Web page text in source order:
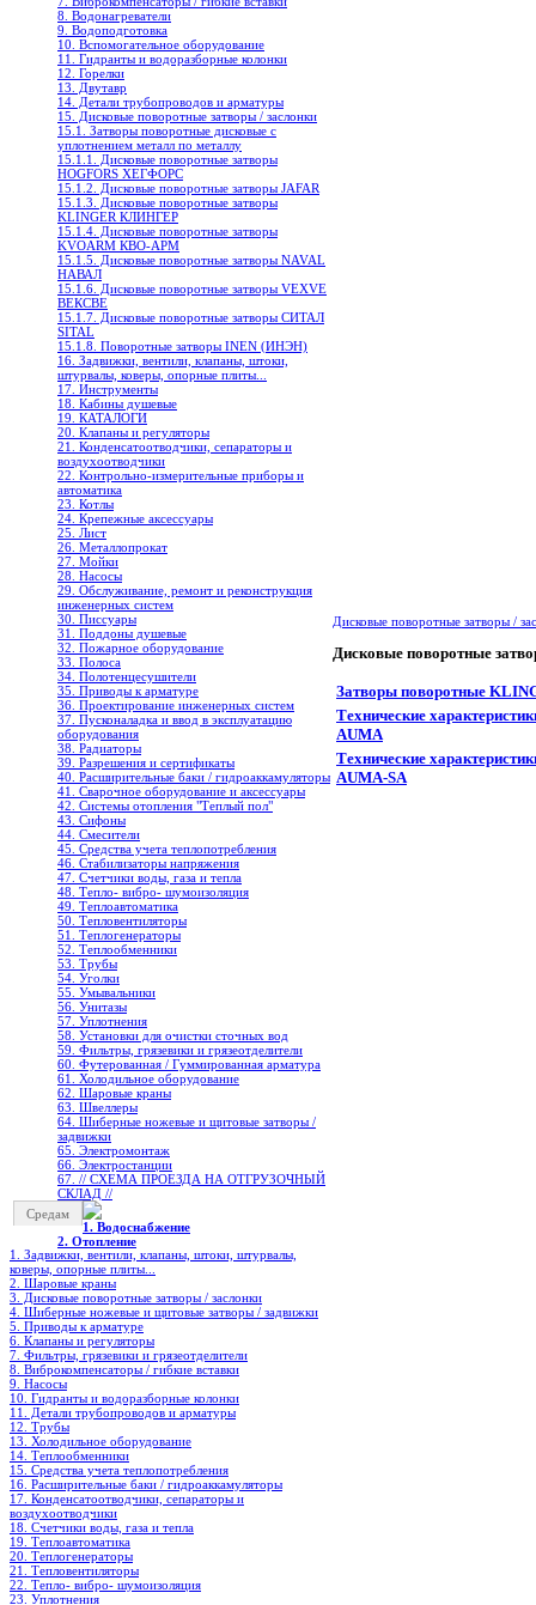
8. Водонагреватели
9. Водоподготовка
10. Вспомогательное оборудование
11. Гидранты и водоразборные колонки
12. Горелки
13. Двутавр
14. Детали трубопроводов и арматуры
15. Дисковые поворотные затворы / заслонки
15.1. Затворы поворотные дисковые с
уплотнением металл по металлу
15.1.1. Дисковые поворотные затворы
HOGFORS ХЕГФОРС
15.1.2. Дисковые поворотные затворы JAFAR
15.1.3. Дисковые поворотные затворы
KLINGER КЛИНГЕР
15.1.4. Дисковые поворотные затворы
KVOARM КВО-АРМ
15.1.5. Дисковые поворотные затворы NAVAL
НАВАЛ
15.1.6. Дисковые поворотные затворы VEXVE
ВЕКСВЕ
15.1.7. Дисковые поворотные затворы СИТАЛ
SITAL
15.1.8. Поворотные затворы INEN (ИНЭН)
16. Задвижки, вентили, клапаны, штоки,
штурвалы, коверы, опорные плиты...
17. Инструменты
18. Кабины душевые
19. КАТАЛОГИ
20. Клапаны и регуляторы
21. Конденсатоотводчики, сепараторы и
воздухоотводчики
22. Контрольно-измерительные приборы и
автоматика
23. Котлы
24. Крепежные аксессуары
25. Лист
26. Металлопрокат
27. Мойки
28. Насосы
29. Обслуживание, ремонт и реконструкция
инженерных систем
30. Писсуары
31. Поддоны душевые
32. Пожарное оборудование
33. Полоса
34. Полотенцесушители
35. Приводы к арматуре
36. Проектирование инженерных систем
37. Пусконаладка и ввод в эксплуатацию
оборудования
38. Радиаторы
39. Разрешения и сертификаты
40. Расширительные баки / гидроаккамуляторы
41. Сварочное оборудование и аксессуары
42. Системы отопления "Теплый пол"
43. Сифоны
44. Смесители
45. Средства учета теплопотребления
46. Стабилизаторы напряжения
47. Счетчики воды, газа и тепла
48. Тепло- вибро- шумоизоляция
49. Теплоавтоматика
50. Тепловентиляторы
51. Теплогенераторы
52. Теплообменники
53. Трубы
54. Уголки
55. Умывальники
56. Унитазы
57. Уплотнения
58. Установки для очистки сточных вод
59. Фильтры, грязевики и грязеотделители
60. Футерованная / Гуммированная арматура
61. Холодильное oборудование
62. Шаровые краны
63. Швеллеры
64. Шиберные ножевые и щитовые затворы /
задвижки
65. Электромонтаж
66. Электростанции
67. // СХЕМА ПРОЕЗДА НА ОТГРУЗОЧНЫЙ
СКЛАД //
Средам
1. Водоснабжение
2. Отопление
1. Задвижки, вентили, клапаны, штоки, штурвалы,
коверы, опорные плиты...
2. Шаровые краны
3. Дисковые поворотные затворы / заслонки
4. Шиберные ножевые и щитовые затворы / задвижки
5. Приводы к арматуре
6. Клапаны и регуляторы
7. Фильтры, грязевики и грязеотделители
8. Виброкомпенсаторы / гибкие вставки
9. Насосы
10. Гидранты и водоразборные колонки
11. Детали трубопроводов и арматуры
12. Трубы
13. Холодильное oборудование
14. Теплообменники
15. Средства учета теплопотребления
16. Расширительные баки / гидроаккамуляторы
17. Конденсатоотводчики, сепараторы и
воздухоотводчики
18. Счетчики воды, газа и тепла
19. Теплоавтоматика
20. Теплогенераторы
21. Тепловентиляторы
22. Тепло- вибро- шумоизоляция
23. Уплотнения
Дисковые поворотные затворы /
Дисковые поворотные
Затворы поворотные
Технические
AUMA
Технические
AUMA-SA